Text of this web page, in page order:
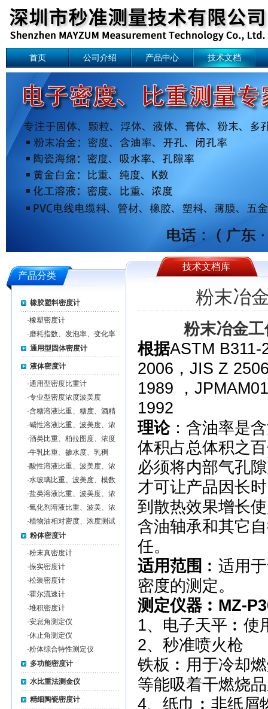
首页 公司介绍 产品中心 技术文档
产品分类
橡胶塑料密度计
·橡塑密度计
·磨耗指数、发泡率、变化率
通用型固体密度计
液体密度计
·通用型密度比重计
·专业型密度浓度波美度
·含糖溶液比重、糖度、酒精
度、浓度测试仪
·碱性溶液比重、波美度、浓
度测试仪
·酒类比重、柏拉图度、浓度
测试仪
·牛乳比重、掺水度、乳稠
度、浓度测试仪
·酸性溶液比重、波美度、浓
度测试仪
·水玻璃比重、波美度、模数
测试仪
·盐类溶液比重、波美度、浓
度测试仪
·氧化剂溶液比重、波美、浓
度测试仪
·植物油相对密度、浓度测试
仪
粉体密度计
·粉末真密度计
·振实密度计
·松装密度计
·霍尔流速计
·堆积密度计
·安息角测定仪
·休止角测定仪
·粉体综合特性测定仪
多功能密度计
水比重法测金仪
精细陶瓷密度计
技术文档库
粉末冶
粉末冶金工
根据ASTM B311-
2006，JIS Z
1989 ，
1992
理论：含油率是
体积占总体积之
必须将内部气孔
才可让产品因长
到散热效果增长
含油轴承和其它
任。
适用范围 ︰适用
密度的测定。
测定仪器︰ MZ-
1、电子天平︰
2、秒准喷火枪
铁板︰用于冷却
等能吸着干燃烧
4、纸巾︰非纸屑